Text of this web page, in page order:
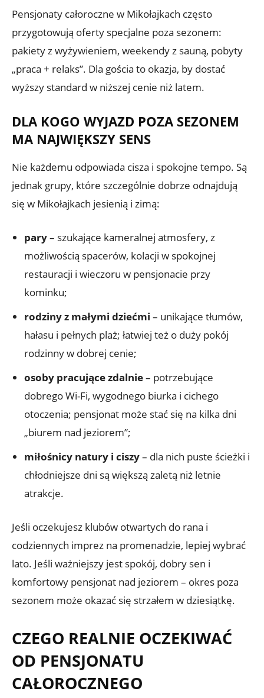
Pensjonaty całoroczne w Mikołajkach często
przygotowują oferty specjalne poza sezonem:
pakiety z wyżywieniem, weekendy z sauną, pobyty
„praca + relaks”. Dla gościa to okazja, by dostać
wyższy standard w niższej cenie niż latem.
DLA KOGO WYJAZD POZA SEZONEM
MA NAJWIĘKSZY SENS
Nie każdemu odpowiada cisza i spokojne tempo. Są
jednak grupy, które szczególnie dobrze odnajdują
się w Mikołajkach jesienią i zimą:
pary– szukające kameralnej atmosfery, z
możliwością spacerów, kolacji w spokojnej
restauracji i wieczoru w pensjonacie przy
kominku;
rodziny z małymi dziećmi – unikające tłumów,
hałasu i pełnych plaż; łatwiej też o duży pokój
rodzinny w dobrej cenie;
osoby pracujące zdalnie– potrzebujące
dobrego Wi-Fi, wygodnego biurka i cichego
otoczenia; pensjonat może stać się na kilka dni
„biurem nad jeziorem”;
miłośnicy natury i ciszy– dla nich puste ścieżki i
chłodniejsze dni są większą zaletą niż letnie
atrakcje.
Jeśli oczekujesz klubów otwartych do rana i
codziennych imprez na promenadzie, lepiej wybrać
lato. Jeśli ważniejszy jest spokój, dobry sen i
komfortowy pensjonat nad jeziorem – okres poza
sezonem może okazać się strzałem w dziesiątkę.
CZEGO REALNIE OCZEKIWAĆ
OD PENSJONATU
CAŁOROCZNEGO